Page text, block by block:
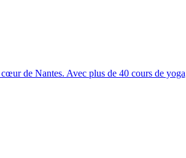
de Nantes. Avec plus de 40 cours de